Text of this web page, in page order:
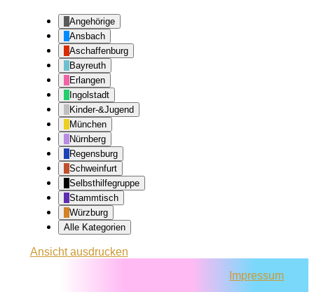
Angehörige
Ansbach
Aschaffenburg
Bayreuth
Erlangen
Ingolstadt
Kinder-&Jugend
München
Nürnberg
Regensburg
Schweinfurt
Selbsthilfegruppe
Stammtisch
Würzburg
Alle Kategorien
Ansichtausdrucken
Impressum